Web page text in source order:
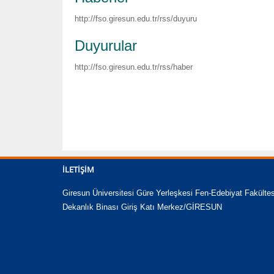
http://fso.giresun.edu.tr/rss/duyuru
Duyurular
http://fso.giresun.edu.tr/rss/haber
İLETIŞIM
Giresun Üniversitesi Güre Yerleşkesi Fen-Edebiyat
Dekanlık Binası Giriş Katı Merkez/GİRESUN